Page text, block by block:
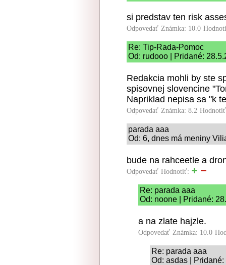
si predstav ten risk
Odpovedať Známka: 10.0
Re: Tip-Rada-Pomoc
Od: rudooo | Pridané:
Redakcia mohli by ste
spisovnej slovencine
Napriklad nepisa sa "k
Odpovedať Známka: 8.2
parada aaa
Od: 6, dnes má meniny
bude na rahceetle a
Odpovedať Hodnotiť:
Re: parada aaa
Od: noone | Pridané:
a na zlate hajzle.
Odpovedať Známka: 10.0
Re: parada aaa
Od: asdas |